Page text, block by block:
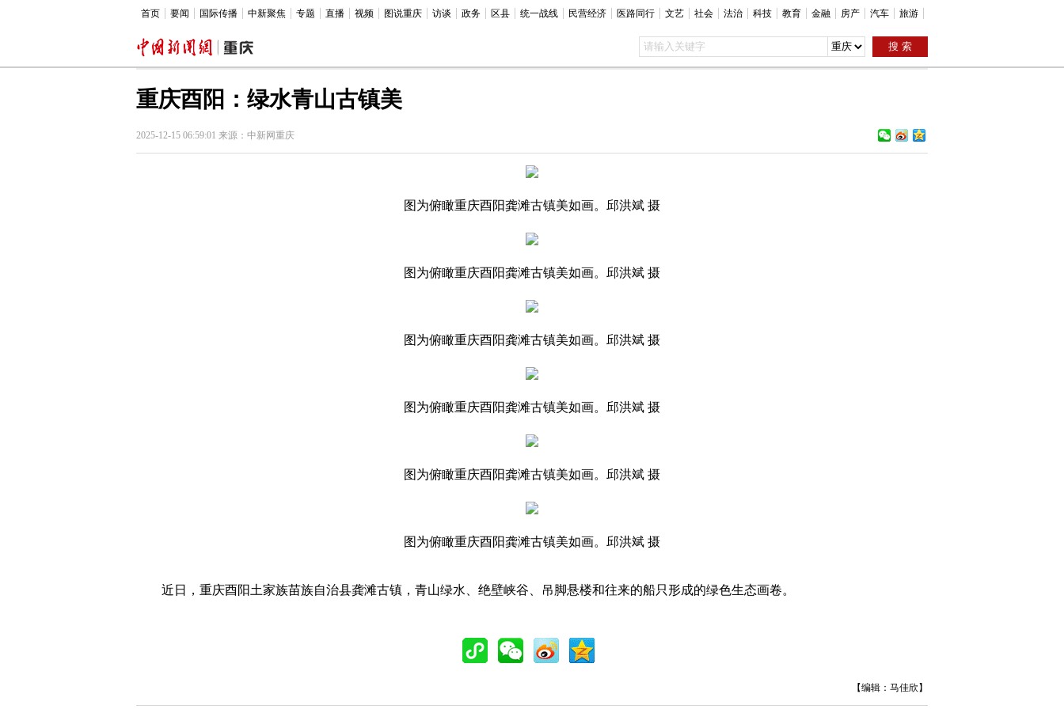
首页 要闻 国际传播 中新聚焦 专题 直播 视频 图说重庆 访谈 政务 区县 统一战线 民营经济 医路同行 文艺 社会 法治 科技 教育 金融 房产 汽车 旅游
重庆酉阳：绿水青山古镇美
2025-12-15 06:59:01 来源：中新网重庆
图为俯瞰重庆酉阳龚滩古镇美如画。邱洪斌 摄
图为俯瞰重庆酉阳龚滩古镇美如画。邱洪斌 摄
图为俯瞰重庆酉阳龚滩古镇美如画。邱洪斌 摄
图为俯瞰重庆酉阳龚滩古镇美如画。邱洪斌 摄
图为俯瞰重庆酉阳龚滩古镇美如画。邱洪斌 摄
图为俯瞰重庆酉阳龚滩古镇美如画。邱洪斌 摄
近日，重庆酉阳土家族苗族自治县龚滩古镇，青山绿水、绝壁峡谷、吊脚悬楼和往来的船只形成的绿色生态画卷。
【编辑：马佳欣】